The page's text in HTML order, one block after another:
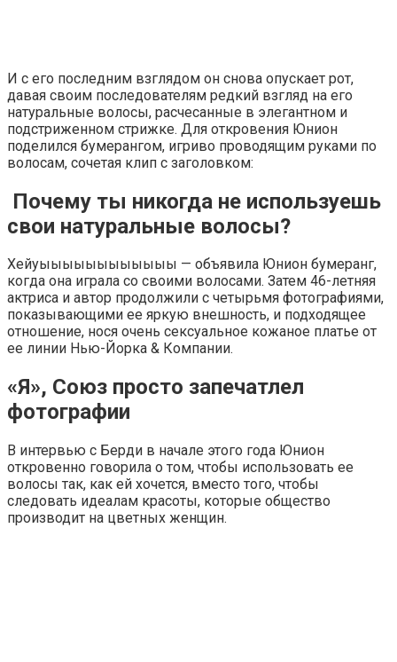
И с его последним взглядом он снова опускает рот,
давая своим последователям редкий взгляд на его
натуральные волосы, расчесанные в элегантном и
подстриженном стрижке. Для откровения Юнион
поделился бумерангом, игриво проводящим руками по
волосам, сочетая клип с заголовком:
Почему ты никогда не используешь
свои натуральные волосы?
Хейуыыыыыыыыыыыы — объявила Юнион бумеранг,
когда она играла со своими волосами. Затем 46-летняя
актриса и автор продолжили с четырьмя фотографиями,
показывающими ее яркую внешность, и подходящее
отношение, нося очень сексуальное кожаное платье от
ее линии Нью-Йорка & Компании.
«Я», Союз просто запечатлел
фотографии
В интервью с Берди в начале этого года Юнион
откровенно говорила о том, чтобы использовать ее
волосы так, как ей хочется, вместо того, чтобы
следовать идеалам красоты, которые общество
производит на цветных женщин.